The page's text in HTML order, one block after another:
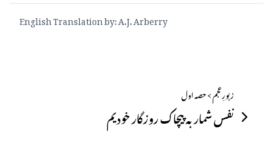
English Translation by: A.J. Arberry
زبورِعجم > حصہ اول
نفس شمار بہ پیچاک روزگار خودیم